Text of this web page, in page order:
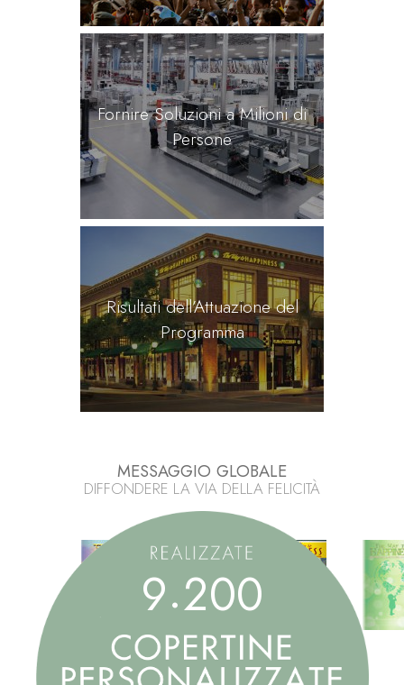
Fornire Soluzioni a Milioni di
Persone
Risultati dell’Attuazione del
Programma
MESSAGGIO GLOBALE
DIFFONDERE LA VIA DELLA FELICITÀ
9.200